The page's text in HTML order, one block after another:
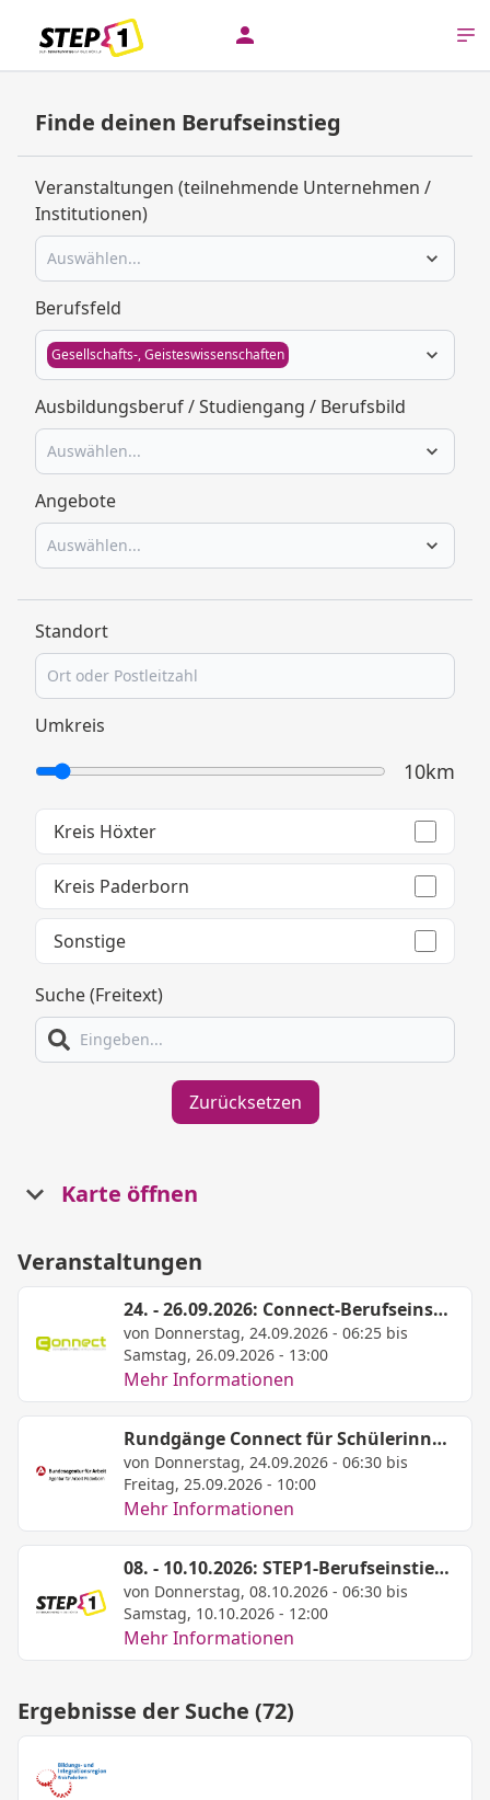
Finde deinen Berufseinstieg
Veranstaltungen (teilnehmende Unternehmen /
Institutionen)
Auswählen...
Berufsfeld
Gesellschafts-, Geisteswissenschaften
Ausbildungsberuf / Studiengang / Berufsbild
Auswählen...
Angebote
Auswählen...
Standort
Umkreis
10km
Kreis Höxter
Kreis Paderborn
Sonstige
Suche (Freitext)
Zurücksetzen
Karte öffnen
–
Veranstaltungen
24. - 26.09.2026: Connect-Berufseinstiegsmesse im Schützenhof Paderborn
von Donnerstag, 24.09.2026 - 06:25 bis
Samstag, 26.09.2026 - 13:00
Mehr Informationen
Rundgänge Connect für Schülerinnen und Schüler mit Förderbedarf
von Donnerstag, 24.09.2026 - 06:30 bis
Freitag, 25.09.2026 - 10:00
Mehr Informationen
08. - 10.10.2026: STEP1-Berufseinstiegsmesse in Brakel
von Donnerstag, 08.10.2026 - 06:30 bis
Samstag, 10.10.2026 - 12:00
Mehr Informationen
Ergebnisse der Suche (72)